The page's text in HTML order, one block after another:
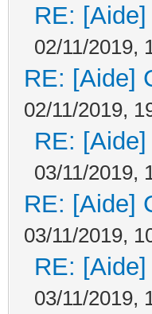
RE:
02/11/2019,
RE: [Aide]
02/11/2019,
RE:
03/11/2019,
RE: [Aide]
03/11/2019,
RE:
03/11/2019,